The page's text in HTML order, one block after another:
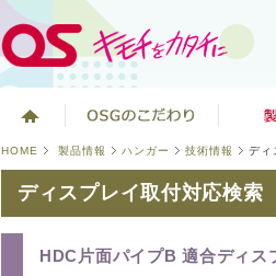
HOME 製品情報 ハンガー 技術情報 ディ
ディスプレイ取付対応検索
HDC片面パイプB 適合ディス